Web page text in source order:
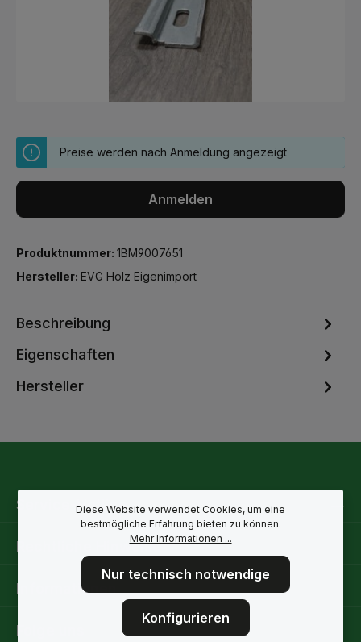
Preise werden nach Anmeldung angezeigt
Anmelden
Produktnummer: 1BM9007651
Hersteller: EVG Holz Eigenimport
Beschreibung
Eigenschaften
Hersteller
Service-Hotline
Rechtliche Hinweise
Informationen
Folge uns
Diese Website verwendet Cookies, um eine
bestmögliche Erfahrung bieten zu können.
Mehr Informationen ...
Nur technisch notwendige
Konfigurieren